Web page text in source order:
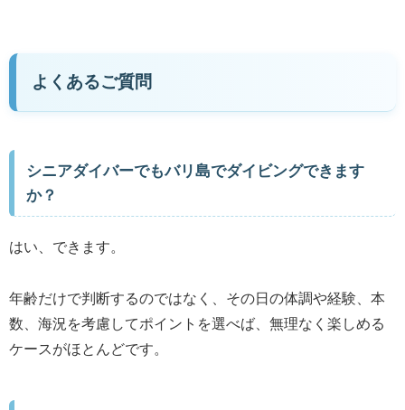
よくあるご質問
シニアダイバーでもバリ島でダイビングできます
か？
はい、できます。
年齢だけで判断するのではなく、その日の体調や経験、本
数、海況を考慮してポイントを選べば、無理なく楽しめる
ケースがほとんどです。